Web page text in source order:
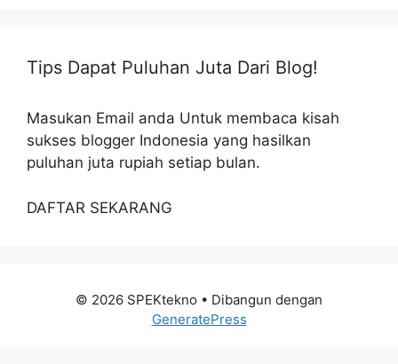
Tips Dapat Puluhan Juta Dari Blog!
Masukan Email anda Untuk membaca kisah
sukses blogger Indonesia yang hasilkan
puluhan juta rupiah setiap bulan.
DAFTAR SEKARANG
© 2026 SPEKtekno • Dibangun dengan
GeneratePress